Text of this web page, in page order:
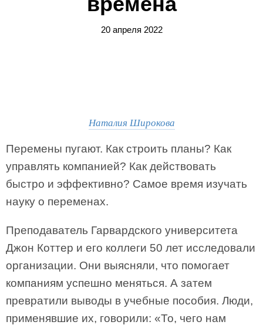
20 апреля 2022
Наталия Широкова
Перемены пугают. Как строить планы? Как
управлять компанией? Как действовать
быстро и эффективно? Самое время изучать
науку о переменах.
Преподаватель Гарвардского университета
Джон Коттер и его коллеги 50 лет исследовали
организации. Они выясняли, что помогает
компаниям успешно меняться. А затем
превратили выводы в учебные пособия. Люди,
применявшие их, говорили: «То, чего нам